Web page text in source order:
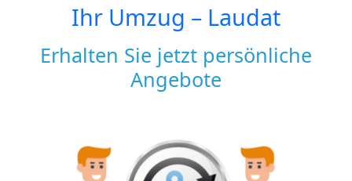
Ihr Umzug – Laudat
Erhalten Sie jetzt persönliche
Angebote